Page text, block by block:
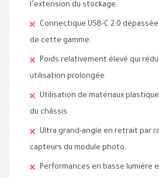
l’extension du stockage.
Connectique USB-C 2.0
de cette gamme.
Poids relativement élevé qui
utilisation prolongée.
Utilisation de matériaux
du châssis.
Ultra grand-angle en retrait par
capteurs du module photo.
Performances en basse lumière